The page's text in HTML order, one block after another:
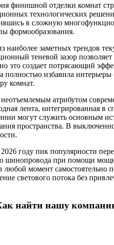
финишной отделки комнат
технологических
в сложную
формообразования.
наиболее заметных трендов
теневой зазор
это создает потрясающий
полностью избавила
комнат.
атрибутом
лента, интегрированная в
могут служить основным
пространства. В
году пик популярности
шинопровода при помощи
любой момент самостоятельно
светового потока без
найти нашу